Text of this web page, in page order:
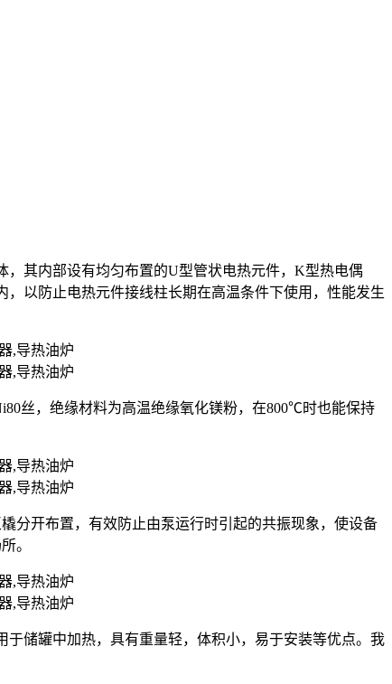
其内部设有均匀布置的U型管状电热元件，K型热电偶
以防止电热元件接线柱长期在高温条件下使用，性能发生
丝，绝缘材料为高温绝缘氧化镁粉，在800℃时也能保持
分开布置，有效防止由泵运行时引起的共振现象，使设备
。
储罐中加热，具有重量轻，体积小，易于安装等优点。我